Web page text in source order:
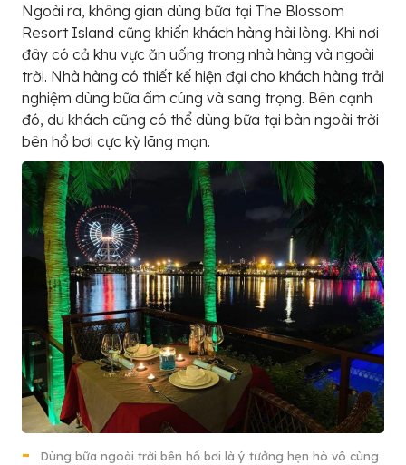
Ngoài ra, không gian dùng bữa tại The Blossom
Resort Island cũng khiến khách hàng hài lòng. Khi nơi
đây có cả khu vực ăn uống trong nhà hàng và ngoài
trời. Nhà hàng có thiết kế hiện đại cho khách hàng trải
nghiệm dùng bữa ấm cúng và sang trọng. Bên cạnh
đó, du khách cũng có thể dùng bữa tại bàn ngoài trời
bên hồ bơi cực kỳ lãng mạn.
Dùng bữa ngoài trời bên hồ bơi là ý tưởng hẹn hò vô cùng